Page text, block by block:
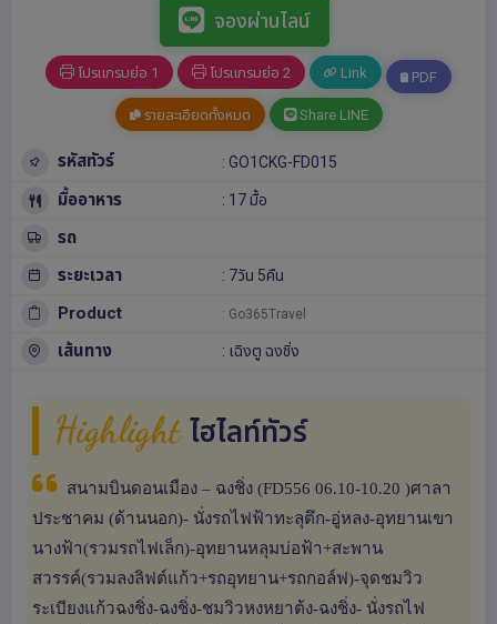
จองผ่านไลน์
โปรแกรมย่อ 1 โปรแกรมย่อ 2 Link PDF
รายละเอียดทั้งหมด Share LINE
รหัสทัวร์ : GO1CKG-FD015
มื้ออาหาร : 17 มื้อ
รถ
ระยะเวลา
: 7วัน 5คืน
Product : Go365Travel
เส้นทาง : เฉิงตู ฉงชิ่ง
Highlight ไฮไลท์ทัวร์
สนามบินดอนเมือง – ฉงชิ่ง (FD556 06.10-10.20 )ศาลา
ประชาคม (ด้านนอก)- นั่งรถไฟฟ้าทะลุตึก-อู่หลง-อุทยานเขา
นางฟ้า(รวมรถไฟเล็ก)-อุทยานหลุมบ่อฟ้า+สะพาน
สวรรค์(รวมลงลิฟต์แก้ว+รถอุทยาน+รถกอล์ฟ)-จุดชมวิว
ระเบียงแก้วฉงชิ่ง-ฉงชิ่ง-ชมวิวหงหยาต้ง-ฉงชิ่ง- นั่งรถไฟ